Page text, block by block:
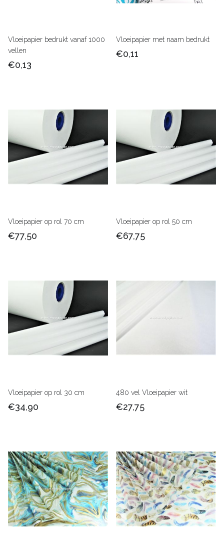
Vloeipapier bedrukt vanaf 1000
vellen
€0,13
Vloeipapier met naam bedrukt
€0,11
Vloeipapier op rol 70 cm
€77,50
Vloeipapier op rol 50 cm
€67,75
Vloeipapier op rol 30 cm
€34,90
480 vel Vloeipapier wit
€27,75